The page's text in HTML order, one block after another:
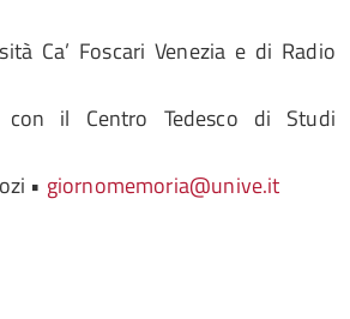
Ca’ Foscari Venezia e di Radio
con il Centro Tedesco di Studi
• giornomemoria@unive.it